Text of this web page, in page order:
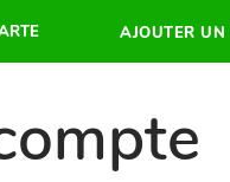
AJOUTER UN